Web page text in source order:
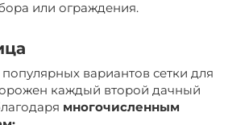
или ограждения.
вариантов сетки для
каждый второй дачный
многочисленным